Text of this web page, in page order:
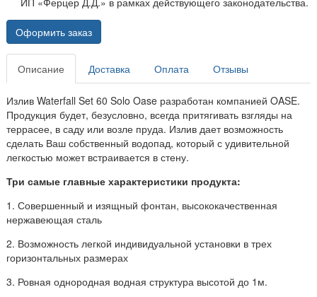
Оформить заказ
Описание Доставка Оплата Отзывы
Излив Waterfall Set 60 Solo Oase разработан компанией OASE.
Продукция будет, безусловно, всегда притягивать взгляды на
террасее, в саду или возле пруда. Излив дает возможность
сделать Ваш собственный водопад, который с удивительной
легкостью может встраивается в стену.
Три самые главные характеристики продукта:
1. Совершенный и изящный фонтан, высококачественная
нержавеющая сталь
2. Возможность легкой индивидуальной установки в трех
горизонтальных размерах
3. Ровная однородная водная структура высотой до 1м.